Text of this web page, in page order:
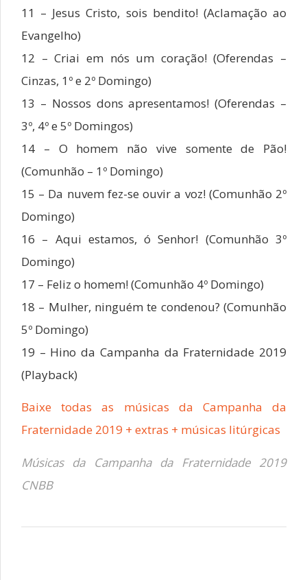
11 – Jesus Cristo, sois bendito! (Aclamação ao
Evangelho)
12 – Criai em nós um coração! (Oferendas –
Cinzas, 1º e 2º Domingo)
13 – Nossos dons apresentamos! (Oferendas –
3º, 4º e 5º Domingos)
14 – O homem não vive somente de Pão!
(Comunhão – 1º Domingo)
15 – Da nuvem fez-se ouvir a voz! (Comunhão 2º
Domingo)
16 – Aqui estamos, ó Senhor! (Comunhão 3º
Domingo)
17 – Feliz o homem! (Comunhão 4º Domingo)
18 – Mulher, ninguém te condenou? (Comunhão
5º Domingo)
19 – Hino da Campanha da Fraternidade 2019
(Playback)
Baixe todas as músicas da Campanha da
Fraternidade 2019 + extras + músicas litúrgicas
Músicas da Campanha da Fraternidade 2019
CNBB